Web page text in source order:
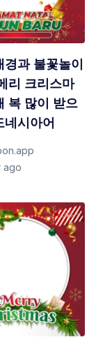
과 불꽃놀이
리 크리스마
복 많이 받으
시아어
ago